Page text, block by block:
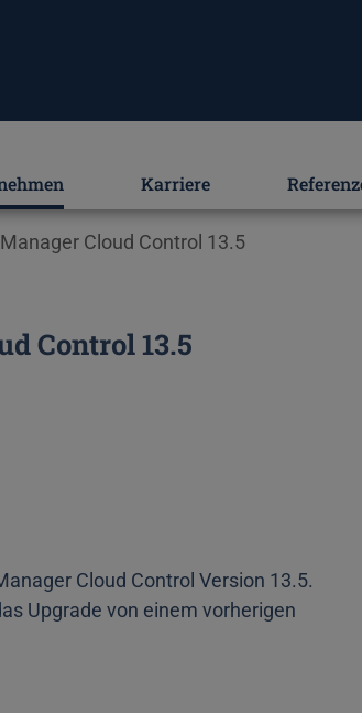
Karriere
Cloud Control 13.5
Control 13.5
Cloud Control Version 13.5.
Upgrade von einem vorherigen